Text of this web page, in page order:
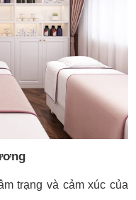
trạng và cảm xúc của